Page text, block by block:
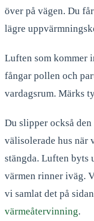
över på vägen. Du
lägre
Luften som kommer
fångar pollen och
vardagsrum. Märks
Du slipper också
välisolerade hus när
stängda. Luften byts
värmen rinner iväg.
vi samlat det på
värmeåtervinning.